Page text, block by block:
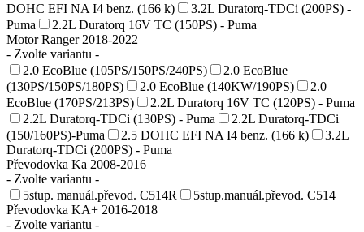
DOHC EFI NA I4 benz. (166 k)
3.2L Duratorq-TDCi (200PS) -
Puma
2.2L Duratorq 16V TC (150PS) - Puma
Motor Ranger 2018-2022
- Zvolte variantu -
2.0 EcoBlue (105PS/150PS/240PS)
2.0 EcoBlue
(130PS/150PS/180PS)
2.0 EcoBlue (140KW/190PS)
2.0
EcoBlue (170PS/213PS)
2.2L Duratorq 16V TC (120PS) - Puma
2.2L Duratorq-TDCi (130PS) - Puma
2.2L Duratorq-TDCi
(150/160PS)-Puma
2.5 DOHC EFI NA I4 benz. (166 k)
3.2L
Duratorq-TDCi (200PS) - Puma
Převodovka Ka 2008-2016
- Zvolte variantu -
5stup. manuál.převod. C514R
5stup.manuál.převod. C514
Převodovka KA+ 2016-2018
- Zvolte variantu -